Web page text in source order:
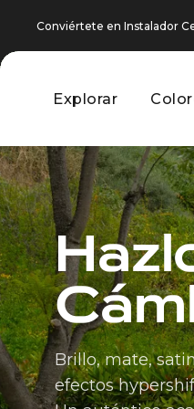
Conviértete en Instalador
Explorar
Brillo, mate,
efectos